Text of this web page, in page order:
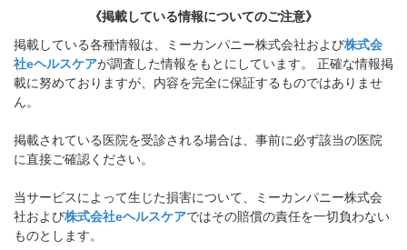
《掲載している情報についてのご注意》
掲載している各種情報は、ミーカンパニー株式会社および株式会
社eヘルスケアが調査した情報をもとにしています。 正確な情報掲
載に努めておりますが、内容を完全に保証するものではありませ
ん。
掲載されている医院を受診される場合は、事前に必ず該当の医院
に直接ご確認ください。
当サービスによって生じた損害について、ミーカンパニー株式会
社および株式会社eヘルスケアではその賠償の責任を一切負わない
ものとします。